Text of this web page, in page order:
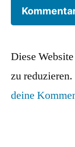
Diese
zu reduzieren.
deine